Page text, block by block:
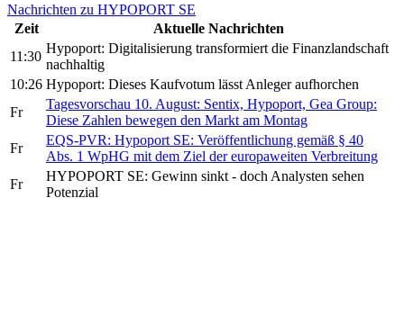
Nachrichten zu HYPOPORT SE
Zeit
Aktuelle Nachrichten
11:30
Hypoport: Digitalisierung transformiert die Finanzlandschaft
nachhaltig
10:26 Hypoport: Dieses Kaufvotum lässt Anleger aufhorchen
Fr
Tagesvorschau 10. August: Sentix, Hypoport, Gea Group:
Diese Zahlen bewegen den Markt am Montag
Fr
EQS-PVR: Hypoport SE: Veröffentlichung gemäß § 40
Abs. 1 WpHG mit dem Ziel der europaweiten Verbreitung
Fr
HYPOPORT SE: Gewinn sinkt - doch Analysten sehen
Potenzial